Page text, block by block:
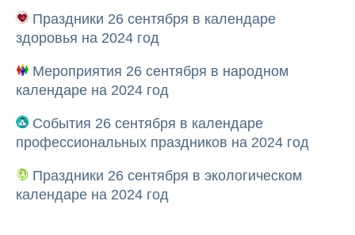
Праздники 26 сентября в календаре
здоровья на 2024 год
Мероприятия 26 сентября в народном
календаре на 2024 год
События 26 сентября в календаре
профессиональных праздников на 2024 год
Праздники 26 сентября в экологическом
календаре на 2024 год